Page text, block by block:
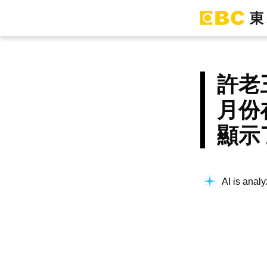
許老
月
顯示
AI is